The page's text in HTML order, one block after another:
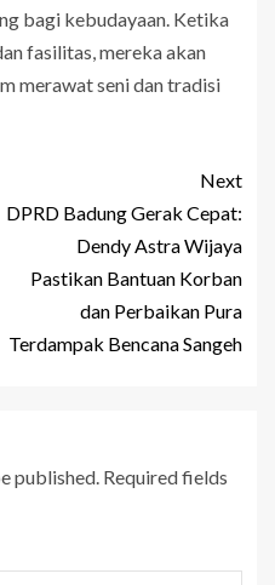
bagi kebudayaan. Ketika
fasilitas, mereka akan
merawat seni dan tradisi
Next
DPRD Badung Gerak Cepat:
Dendy Astra Wijaya
Pastikan Bantuan Korban
dan Perbaikan Pura
Terdampak Bencana Sangeh
published. Required fields